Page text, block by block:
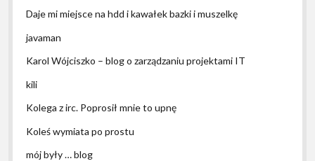
Daje mi miejsce na hdd i kawałek bazki i muszelkę
javaman
Karol Wójciszko – blog o zarządzaniu projektami IT
kili
Kolega z irc. Poprosił mnie to upnę
Koleś wymiata po prostu
mój były … blog